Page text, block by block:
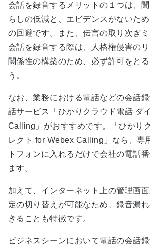
会話を録音するメリットの１つは、
らしの低減と、エビデンスがないた
の回避です。また、伝言の取り次ぎミ
会話を録音する際は、人格権侵害の
関係性の構築のため、必ず許可をと
う。
なお、業務における電話などの会話
話サービス「ひかりクラウド電話 ダ
Calling」がおすすめです。「ひかり
レクト for Webex Calling」なら、専
トフォンに入れるだけで会社の電話
ます。
加えて、インターネット上の管理画
定の切り替えが可能なため、録音漏
きることも特徴です。
ビジネスシーンにおいて電話の会話